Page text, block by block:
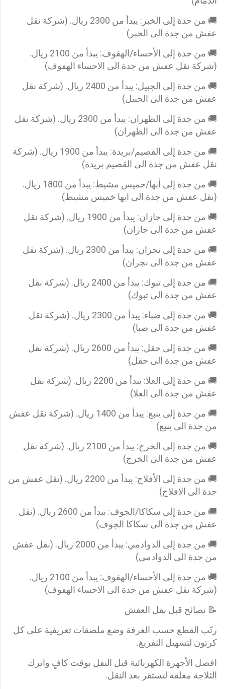
🚚 من جدة إلى الخبر: يبدأ من 2300 ريال. (شركة نقل
عفش من جدة الى الخبر)
🚚 من جدة إلى الأحساء/الهفوف: يبدأ من 2100 ريال.
(شركة نقل عفش من جدة الى الاحساء الهفوف)
🚚 من جدة إلى الجبيل: يبدأ من 2400 ريال. (شركة نقل
عفش من جدة الى الجبيل)
🚚 من جدة إلى الظهران: يبدأ من 2300 ريال. (شركة نقل
عفش من جدة الى الظهران)
🚚 من جدة إلى القصيم/بريدة: يبدأ من 1900 ريال. (شركة
نقل عفش من جدة الى القصيم بريدة)
🚚 من جدة إلى أبها/خميس مشيط: يبدأ من 1800 ريال.
(نقل عفش من جدة الى ابها خميس مشيط)
🚚 من جدة إلى جازان: يبدأ من 1900 ريال. (شركة نقل
عفش من جدة الى جازان)
🚚 من جدة إلى نجران: يبدأ من 2300 ريال. (شركة نقل
عفش من جدة الى نجران)
🚚 من جدة إلى تبوك: يبدأ من 2400 ريال. (شركة نقل
عفش من جدة الى تبوك)
🚚 من جدة إلى ضباء: يبدأ من 2300 ريال. (شركة نقل
عفش من جدة الى ضبا)
🚚 من جدة إلى حقل: يبدأ من 2600 ريال. (شركة نقل
عفش من جدة الى حقل)
🚚 من جدة إلى العلا: يبدأ من 2200 ريال. (شركة نقل
عفش من جدة الى العلا)
🚚 من جدة إلى ينبع: يبدأ من 1400 ريال. (شركة نقل عفش
من جدة الى ينبع)
🚚 من جدة إلى الخرج: يبدأ من 2100 ريال. (شركة نقل
عفش من جدة الى الخرج)
🚚 من جدة إلى الأفلاج: يبدأ من 2200 ريال. (نقل عفش من
جدة الى الافلاج)
🚚 من جدة إلى سكاكا/الجوف: يبدأ من 2600 ريال. (نقل
عفش من جدة الى سكاكا الجوف)
🚚 من جدة إلى الدوادمي: يبدأ من 2000 ريال. (نقل عفش
من جدة الى الدوادمى)
🚚 من جدة إلى الأحساء/الهفوف: يبدأ من 2100 ريال.
(شركة نقل عفش من جدة الى الاحساء الهفوف)
📝 نصائح قبل نقل العفش
رتّب القطع حسب الغرفة وضع ملصقات تعريفية على كل
كرتون لتسهيل التفريغ.
افصل الأجهزة الكهربائية قبل النقل بوقت كافٍ واترك
الثلاجة مغلقة لتستقر بعد النقل.